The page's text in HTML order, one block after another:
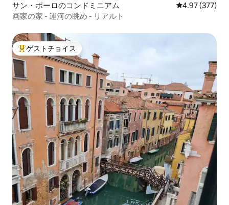
サン・ポーロのコンドミニアム レビュー377
4.97 (377)
画家の家 - 運河の眺め - リアルト
大好評のゲストチョイスです。
ゲストチョイス